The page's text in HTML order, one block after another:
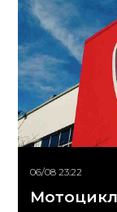
06/08 23:22